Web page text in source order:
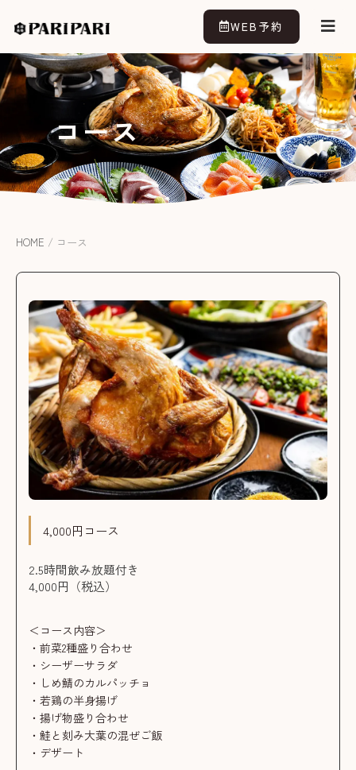
WEB予約
コース
HOME / コース
4,000円コース
2.5時間飲み放題付き
4,000円（税込）
＜コース内容＞
・前菜2種盛り合わせ
・シーザーサラダ
・しめ鯖のカルパッチョ
・若鶏の半身揚げ
・揚げ物盛り合わせ
・鮭と刻み大葉の混ぜご飯
・デザート